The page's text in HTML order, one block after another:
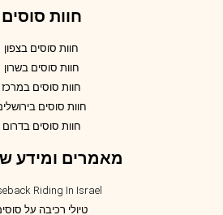
חוות סוסים
חוות סוסים בצפון
חוות סוסים בשרון
חוות סוסים במרכז
חוות סוסים
חוות סוסים בדרום
מאמרים ומידע
Riding In Israel
טיולי רכיבה על